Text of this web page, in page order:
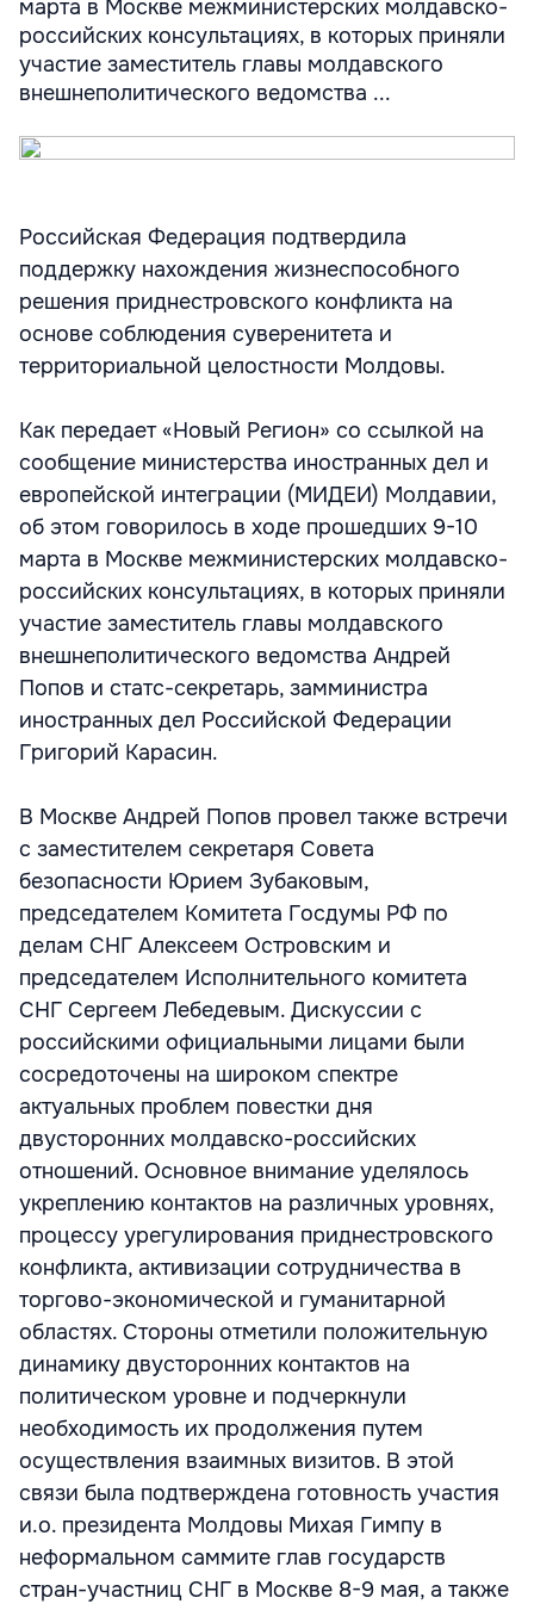
марта в Москве межминистерских молдавско-
российских консультациях, в которых приняли
участие заместитель главы молдавского
внешнеполитического ведомства ...
Российская Федерация подтвердила
поддержку нахождения жизнеспособного
решения приднестровского конфликта на
основе соблюдения суверенитета и
территориальной целостности Молдовы.
Как передает «Новый Регион» со ссылкой на
сообщение министерства иностранных дел и
европейской интеграции (МИДЕИ) Молдавии,
об этом говорилось в ходе прошедших 9-10
марта в Москве межминистерских молдавско-
российских консультациях, в которых приняли
участие заместитель главы молдавского
внешнеполитического ведомства Андрей
Попов и статс-секретарь, замминистра
иностранных дел Российской Федерации
Григорий Карасин.
В Москве Андрей Попов провел также встречи
с заместителем секретаря Совета
безопасности Юрием Зубаковым,
председателем Комитета Госдумы РФ по
делам СНГ Алексеем Островским и
председателем Исполнительного комитета
СНГ Сергеем Лебедевым. Дискуссии с
российскими официальными лицами были
сосредоточены на широком спектре
актуальных проблем повестки дня
двусторонних молдавско-российских
отношений. Основное внимание уделялось
укреплению контактов на различных уровнях,
процессу урегулирования приднестровского
конфликта, активизации сотрудничества в
торгово-экономической и гуманитарной
областях. Стороны отметили положительную
динамику двусторонних контактов на
политическом уровне и подчеркнули
необходимость их продолжения путем
осуществления взаимных визитов. В этой
связи была подтверждена готовность участия
и.о. президента Молдовы Михая Гимпу в
неформальном саммите глав государств
стран-участниц СНГ в Москве 8-9 мая, а также